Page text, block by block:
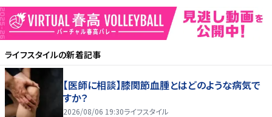
ライフスタイルの新着記事
【医師に相談】膝関節血腫とはどのような病気で
すか？
2026/08/06 19:30ライフスタイル